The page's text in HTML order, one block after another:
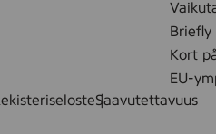
Briefly
Kort
EU-
Saavutettavuus